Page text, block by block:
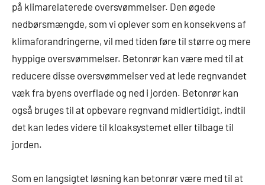
på klimarelaterede oversvømmelser. Den øgede
nedbørsmængde, som vi oplever som en konsekvens af
klimaforandringerne, vil med tiden føre til større og mere
hyppige oversvømmelser. Betonrør kan være med til at
reducere disse oversvømmelser ved at lede regnvandet
væk fra byens overflade og ned i jorden. Betonrør kan
også bruges til at opbevare regnvand midlertidigt, indtil
det kan ledes videre til kloaksystemet eller tilbage til
jorden.
Som en langsigtet løsning kan betonrør være med til at